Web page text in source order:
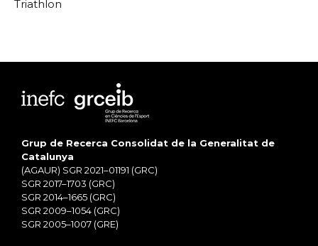
Triathlon
Grup de Recerca Consolidat de la Generalitat de
Catalunya
(AGAUR) SGR 2021–01191 (GRC)
SGR 2017–1703 (GRC)
SGR 2014–1665 (GRC)
SGR 2009–1054 (GRC)
SGR 2005–1007 (GRE)